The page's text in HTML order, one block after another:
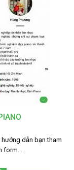
dẫn bạn tham
form…